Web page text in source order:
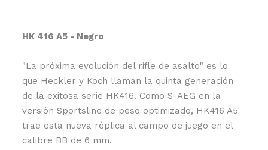
HK 416 A5 - Negro
"La próxima evolución del rifle de asalto" es lo
que Heckler y Koch llaman la quinta generación
de la exitosa serie HK416. Como S-AEG en la
versión Sportsline de peso optimizado, HK416 A5
trae esta nueva réplica al campo de juego en el
calibre BB de 6 mm.